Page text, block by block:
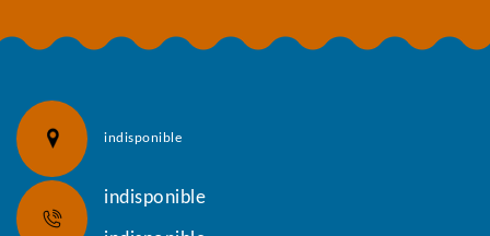
indisponible
indisponible